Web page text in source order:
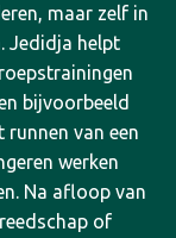
maar zelf in
Jedidja helpt
bijvoorbeeld
van een
werken
Na afloop van
of